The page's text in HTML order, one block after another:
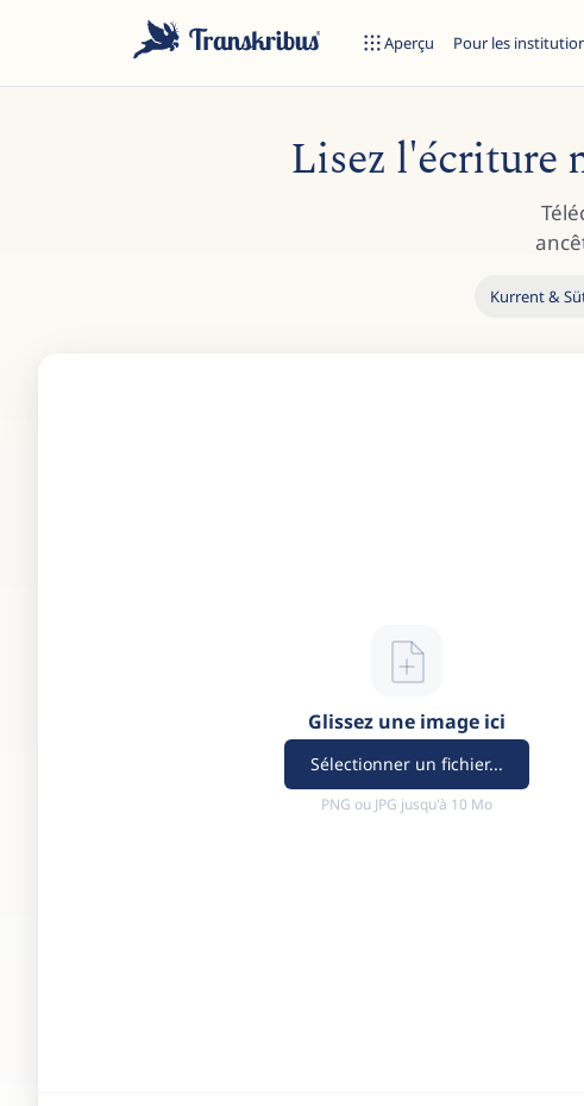
Aperçu Pour les
Lisez l'écriture
Kurrent &
Glissez une image ici
Sélectionner un fichier...
PNG ou JPG jusqu'à 10 Mo